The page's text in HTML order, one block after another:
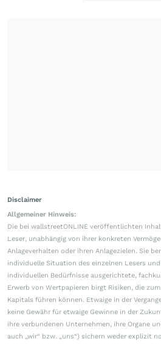
Disclaimer
Allgemeiner Hinweis:
Die bei wallstreetONLINE veröffentlichten
Leser, unabhängig von ihrer konkreten
Anlageverhalten oder ihren Anlagezielen. Sie
individuelle Situation des einzelnen Lesers
individuellen Bedürfnisse ausgerichtete,
Erwerb von Wertpapieren birgt Risiken, die
Kapitals führen können. Etwaige in der
keine Gewähr für etwaige Gewinne in der
ihre verbundenen Unternehmen, ihre Organe
auch „wir“ bzw. „uns“) sichern weder explizit